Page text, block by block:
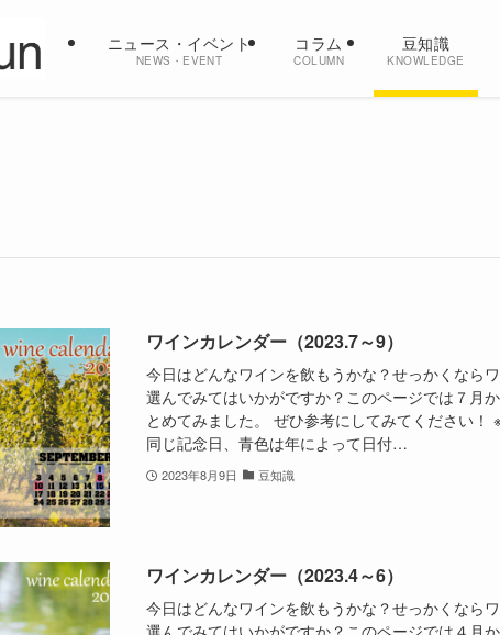
ニュース・イベント
NEWS・EVENT
コラム
COLUMN
豆知識
KNOWLEDGE
ワインカレンダー（2023.7～9）
今日はどんなワインを飲もうかな？せっかくなら
選んでみてはいかがですか？このページでは７月
とめてみました。 ぜひ参考にしてみてください！
同じ記念日、青色は年によって日付…
2023年8月9日 豆知識
ワインカレンダー（2023.4～6）
今日はどんなワインを飲もうかな？せっかくなら
選んでみてはいかがですか？このページでは４月